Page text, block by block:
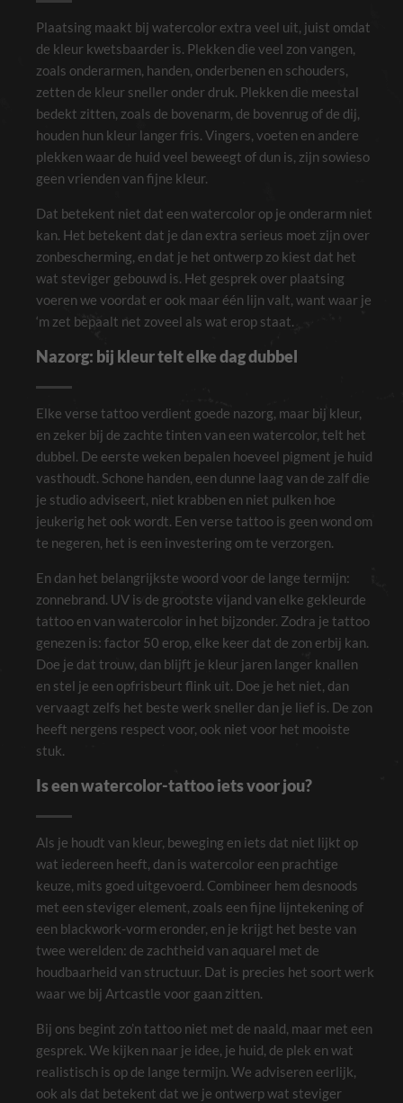
Plaatsing maakt bij watercolor extra veel uit, juist omdat
de kleur kwetsbaarder is. Plekken die veel zon vangen,
zoals onderarmen, handen, onderbenen en schouders,
zetten de kleur sneller onder druk. Plekken die meestal
bedekt zitten, zoals de bovenarm, de bovenrug of de dij,
houden hun kleur langer fris. Vingers, voeten en andere
plekken waar de huid veel beweegt of dun is, zijn sowieso
geen vrienden van fijne kleur.
Dat betekent niet dat een watercolor op je onderarm niet
kan. Het betekent dat je dan extra serieus moet zijn over
zonbescherming, en dat je het ontwerp zo kiest dat het
wat steviger gebouwd is. Het gesprek over plaatsing
voeren we voordat er ook maar één lijn valt, want waar je
‘m zet bepaalt net zoveel als wat erop staat.
Nazorg: bij kleur telt elke dag dubbel
Elke verse tattoo verdient goede nazorg, maar bij kleur,
en zeker bij de zachte tinten van een watercolor, telt het
dubbel. De eerste weken bepalen hoeveel pigment je huid
vasthoudt. Schone handen, een dunne laag van de zalf die
je studio adviseert, niet krabben en niet pulken hoe
jeukerig het ook wordt. Een verse tattoo is geen wond om
te negeren, het is een investering om te verzorgen.
En dan het belangrijkste woord voor de lange termijn:
zonnebrand. UV is de grootste vijand van elke gekleurde
tattoo en van watercolor in het bijzonder. Zodra je tattoo
genezen is: factor 50 erop, elke keer dat de zon erbij kan.
Doe je dat trouw, dan blijft je kleur jaren langer knallen
en stel je een opfrisbeurt flink uit. Doe je het niet, dan
vervaagt zelfs het beste werk sneller dan je lief is. De zon
heeft nergens respect voor, ook niet voor het mooiste
stuk.
Is een watercolor-tattoo iets voor jou?
Als je houdt van kleur, beweging en iets dat niet lijkt op
wat iedereen heeft, dan is watercolor een prachtige
keuze, mits goed uitgevoerd. Combineer hem desnoods
met een steviger element, zoals een fijne lijntekening of
een blackwork-vorm eronder, en je krijgt het beste van
twee werelden: de zachtheid van aquarel met de
houdbaarheid van structuur. Dat is precies het soort werk
waar we bij Artcastle voor gaan zitten.
Bij ons begint zo’n tattoo niet met de naald, maar met een
gesprek. We kijken naar je idee, je huid, de plek en wat
realistisch is op de lange termijn. We adviseren eerlijk,
ook als dat betekent dat we je ontwerp wat steviger
Noodzakelijk
zijn niet
optioneel. Ze
zijn nodig voor
functioneren.
Ervaring
Om onze site
zo goed
mogelijk te
laten
bezoek. Als je
deze cookies
van de site
verdwijnen.
Marketing
Door je interesses
en gedrag te delen
als je onze site
bezoekt, vergroot
gepersonaliseerde
aanbiedingen te
zien krijgt.